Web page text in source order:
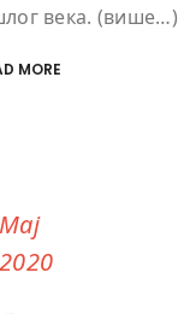
века. (више…)
MORE
Мај
2020